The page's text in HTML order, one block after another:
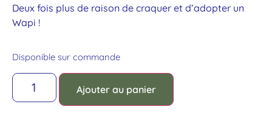
Deux fois plus de raison de craquer et d’adopter un
Wapi !
Disponible sur commande
Ajouter au panier